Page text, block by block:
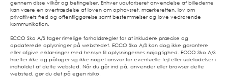
gennem disse vilkår og betingelser. Enhver uautoriseret anvendelse af billederne
kan være en overtrædelse af loven om ophavsret, mærkeretten, lov om
privatlivets fred og offentliggørelse samt bestemmelser og love vedrørende
kommunikation.
ECCO Sko A/S tager rimelige forholdsregler for at inkludere præcise og
opdaterede oplysninger på webstedet. ECCO Sko A/S kan dog ikke garantere
eller afgive erklæringer med hensyn til oplysningernes nøjagtighed. ECCO Sko A/S
hæfter ikke og påtager sig ikke noget ansvar for eventuelle fejl eller udeladelser i
indholdet af dette websted. Når du går ind på, anvender eller browser dette
websted, gør du det på egen risiko.